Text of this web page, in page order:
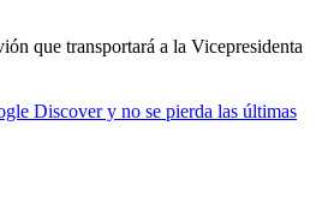
que transportará a la Vicepresidenta
Discover y no se pierda las últimas